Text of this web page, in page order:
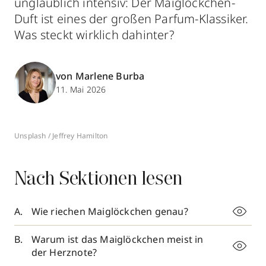
Duft ist eines der großen Parfum-Klassiker.
Was steckt wirklich dahinter?
von Marlene Burba
11. Mai 2026
Unsplash / Jeffrey Hamilton
Nach Sektionen lesen
Wie riechen Maiglöckchen genau?
Warum ist das Maiglöckchen meist in
der Herznote?